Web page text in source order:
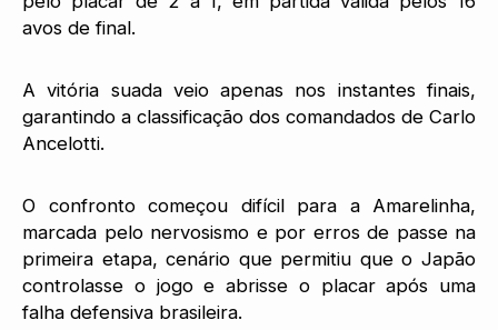
avos de final.
A vitória suada veio apenas nos instantes finais,
garantindo a classificação dos comandados de Carlo
Ancelotti.
O confronto começou difícil para a Amarelinha,
marcada pelo nervosismo e por erros de passe na
primeira etapa, cenário que permitiu que o Japão
controlasse o jogo e abrisse o placar após uma
falha defensiva brasileira.